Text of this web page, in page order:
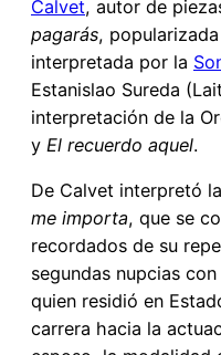
Calvet, autor de
pagarás,
interpretada por la
Estanislao Sureda
interpretación de la
y El recuerdo aquel.
De Calvet interpretó
me importa, que se
recordados de su
segundas nupcias
quien residió en
carrera hacia la